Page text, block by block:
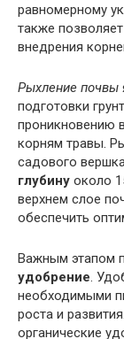
равномерному
также
внедрения
Рыхление почвы
подготовки
проникновению
корням травы.
садового
глубину около
верхнем слое
обеспечить
Важным этапом
удобрение.
необходимыми
роста и
органические